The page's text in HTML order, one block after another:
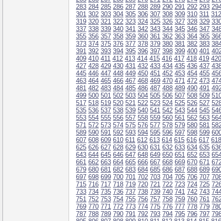
283 284 285 286 287 288 289 290 291 292 293
301 302 303 304 305 306 307 308 309 310 311 312
319 320 321 322 323 324 325 326 327 328 329
337 338 339 340 341 342 343 344 345 346 347
355 356 357 358 359 360 361 362 363 364 365
373 374 375 376 377 378 379 380 381 382 383
391 392 393 394 395 396 397 398 399 400 401
409 410 411 412 413 414 415 416 417 418 419 420
427 428 429 430 431 432 433 434 435 436 437
445 446 447 448 449 450 451 452 453 454 455
463 464 465 466 467 468 469 470 471 472 473
481 482 483 484 485 486 487 488 489 490 491
499 500 501 502 503 504 505 506 507 508 509
517 518 519 520 521 522 523 524 525 526 527
535 536 537 538 539 540 541 542 543 544 545
553 554 555 556 557 558 559 560 561 562 563
571 572 573 574 575 576 577 578 579 580 581
589 590 591 592 593 594 595 596 597 598 599
607 608 609 610 611 612 613 614 615 616 617 618
625 626 627 628 629 630 631 632 633 634 635
643 644 645 646 647 648 649 650 651 652 653
661 662 663 664 665 666 667 668 669 670 671
679 680 681 682 683 684 685 686 687 688 689
697 698 699 700 701 702 703 704 705 706 707
715 716 717 718 719 720 721 722 723 724 725
733 734 735 736 737 738 739 740 741 742 743
751 752 753 754 755 756 757 758 759 760 761
769 770 771 772 773 774 775 776 777 778 779
787 788 789 790 791 792 793 794 795 796 797